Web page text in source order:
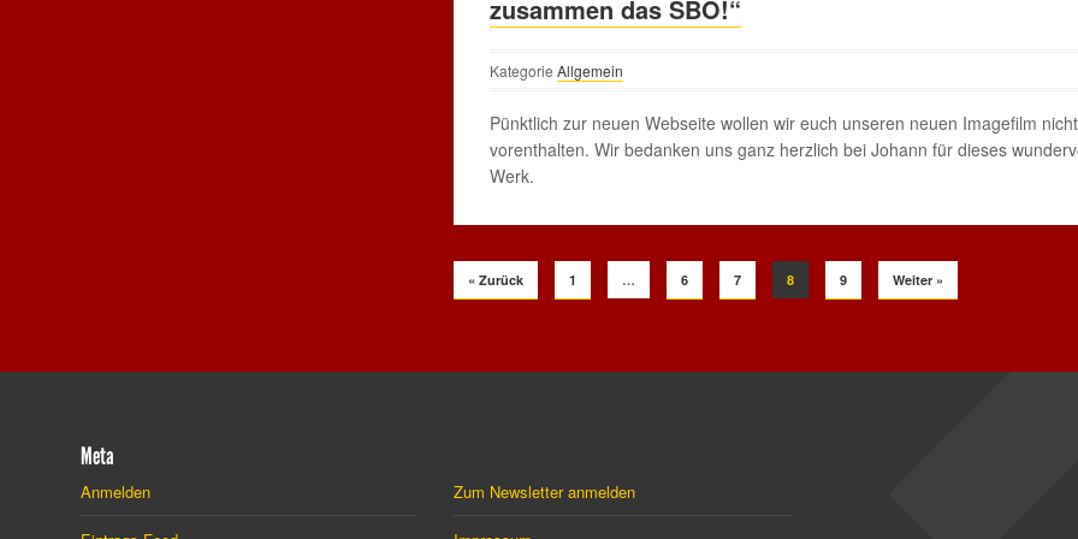
zusammen das SBO!“
Kategorie Allgemein
Pünktlich zur neuen Webseite wollen wir euch unseren neuen Imagefilm nicht
vorenthalten. Wir bedanken uns ganz herzlich bei Johann für dieses
Werk.
« Zurück 1 … 6 7 8 9 Weiter »
Meta
Anmelden Zum Newsletter anmelden